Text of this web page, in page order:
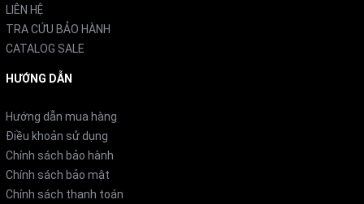
Tích hợp hệ thống lọc Nanoe™ giúp loại bỏ bụi mịn
PM2.5, khử mùi và diệt khuẩn hiệu quả.
Tăng cường bảo vệ sức khỏe, đặc biệt phù hợp với
4. Chức năng vệ sinh bên trong dàn lạnh
LIÊN HỆ
TRA CỨU BẢO HÀNH
CATALOG SALE
HƯỚNG DẪN
Hướng dẫn mua hàng
Điều khoản sử dụng
Chính sách bảo hành
Chính sách bảo mật
Chính sách thanh toán